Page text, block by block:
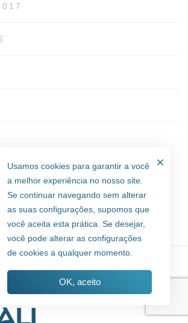
Usamos cookies para garantir a você
a melhor experiência no nosso site.
Se continuar navegando sem alterar
as suas configurações, supomos que
você aceita esta prática. Se desejar,
você pode alterar as configurações
de cookies a qualquer momento.
OK, aceito